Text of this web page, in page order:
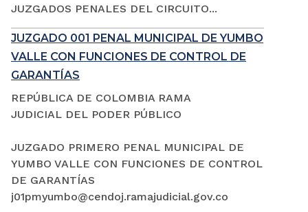
JUZGADOS PENALES DEL CIRCUITO...
JUZGADO 001 PENAL MUNICIPAL DE YUMBO
VALLE CON FUNCIONES DE CONTROL DE
GARANTÍAS
REPÚBLICA DE COLOMBIA RAMA
JUDICIAL DEL PODER PÚBLICO
JUZGADO PRIMERO PENAL MUNICIPAL DE
YUMBO VALLE CON FUNCIONES DE CONTROL
DE GARANTÍAS
j01pmyumbo@cendoj.ramajudicial.gov.co